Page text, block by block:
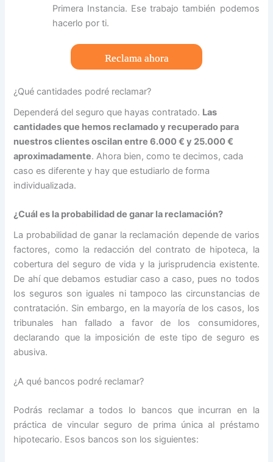
Primera Instancia. Ese trabajo también podemos
hacerlo por ti.
Reclama ahora
¿Qué cantidades podré reclamar?
Dependerá del seguro que hayas contratado. Las
cantidades que hemos reclamado y recuperado para
nuestros clientes oscilan entre 6.000 € y 25.000 €
aproximadamente. Ahora bien, como te decimos, cada
caso es diferente y hay que estudiarlo de forma
individualizada.
¿Cuál es la probabilidad de ganar la reclamación?
La probabilidad de ganar la reclamación depende de varios
factores, como la redacción del contrato de hipoteca, la
cobertura del seguro de vida y la jurisprudencia existente.
De ahí que debamos estudiar caso a caso, pues no todos
los seguros son iguales ni tampoco las circunstancias de
contratación. Sin embargo, en la mayoría de los casos, los
tribunales han fallado a favor de los consumidores,
declarando que la imposición de este tipo de seguro es
abusiva.
¿A qué bancos podré reclamar?
Podrás reclamar a todos lo bancos que incurran en la
práctica de vincular seguro de prima única al préstamo
hipotecario. Esos bancos son los siguientes: